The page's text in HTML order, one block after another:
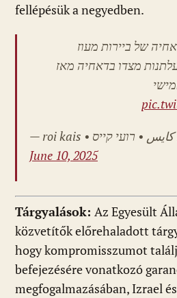
fellépésük a negyedben.
של ביירות מעוז
מצדו בדאחיה מאז
June 10, 2025
Tárgyalások: Az Egyesült
közvetítők előrehaladott
hogy kompromisszumot
befejezésére vonatkozó
megfogalmazásában, Izrael